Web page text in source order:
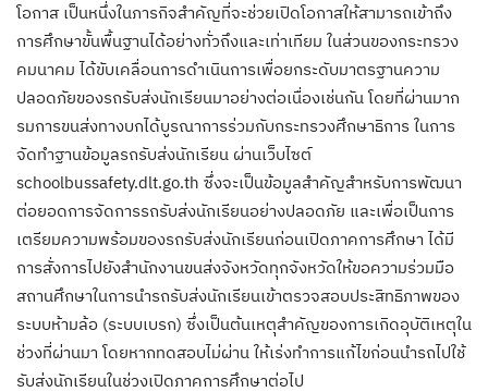
โอกาส เป็นหนึ่งในภารกิจสำคัญที่จะช่วยเปิดโอกาสให้สามารถเข้าถึง
การศึกษาขั้นพื้นฐานได้อย่างทั่วถึงและเท่าเทียม ในส่วนของกระทรวง
คมนาคม ได้ขับเคลื่อนการดำเนินการเพื่อยกระดับมาตรฐานความ
ปลอดภัยของรถรับส่งนักเรียนมาอย่างต่อเนื่องเช่นกัน โดยที่ผ่านมาก
รมการขนส่งทางบกได้บูรณาการร่วมกับกระทรวงศึกษาธิการ ในการ
จัดทำฐานข้อมูลรถรับส่งนักเรียน ผ่านเว็บไซต์
schoolbussafety.dlt.go.th ซึ่งจะเป็นข้อมูลสำคัญสำหรับการพัฒนา
ต่อยอดการจัดการรถรับส่งนักเรียนอย่างปลอดภัย และเพื่อเป็นการ
เตรียมความพร้อมของรถรับส่งนักเรียนก่อนเปิดภาคการศึกษา ได้มี
การสั่งการไปยังสำนักงานขนส่งจังหวัดทุกจังหวัดให้ขอความร่วมมือ
สถานศึกษาในการนำรถรับส่งนักเรียนเข้าตรวจสอบประสิทธิภาพของ
ระบบห้ามล้อ (ระบบเบรก) ซึ่งเป็นต้นเหตุสำคัญของการเกิดอุบัติเหตุใน
ช่วงที่ผ่านมา โดยหากทดสอบไม่ผ่าน ให้เร่งทำการแก้ไขก่อนนำรถไปใช้
รับส่งนักเรียนในช่วงเปิดภาคการศึกษาต่อไป